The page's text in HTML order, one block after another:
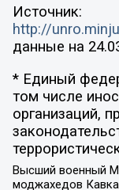
Источник:
http://
данные на
* Единый
том числе
организаций,
Высший военный
моджахедов